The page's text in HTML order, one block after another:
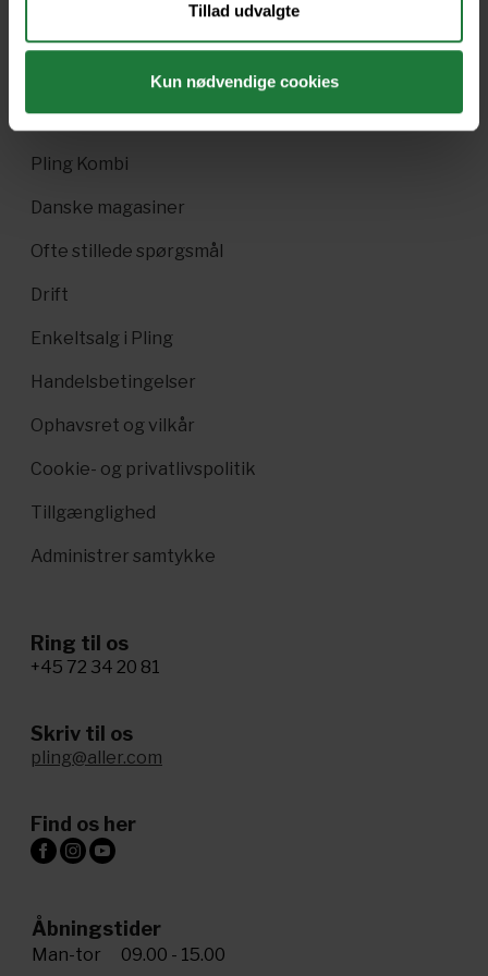
Tillad udvalgte
Kun nødvendige cookies
Pling Favorit
Pling Kombi
Danske magasiner
Ofte stillede spørgsmål
Drift
Enkeltsalg i Pling
Handelsbetingelser
Ophavsret og vilkår
Cookie- og privatlivspolitik
Tillgænglighed
Administrer samtykke
Ring til os
+45 72 34 20 81
Skriv til os
pling@aller.com
Find os her
Åbningstider
Man-tor
09.00 - 15.00